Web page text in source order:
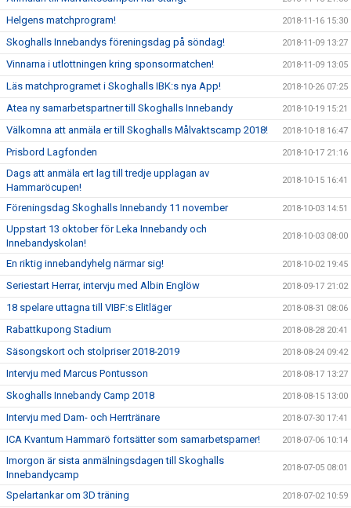
Helgens matchprogram! 2018-11-16 15:30
Skoghalls Innebandys föreningsdag på söndag! 2018-11-09 13:27
Vinnarna i utlottningen kring sponsormatchen! 2018-11-09 13:05
Läs matchprogramet i Skoghalls IBK:s nya App! 2018-10-26 07:25
Atea ny samarbetspartner till Skoghalls Innebandy 2018-10-19 15:21
Välkomna att anmäla er till Skoghalls Målvaktscamp 2018! 2018-10-18 16:47
Prisbord Lagfonden 2018-10-17 21:16
Dags att anmäla ert lag till tredje upplagan av
Hammaröcupen!
2018-10-15 16:41
Föreningsdag Skoghalls Innebandy 11 november 2018-10-03 14:51
Uppstart 13 oktober för Leka Innebandy och
Innebandyskolan!
2018-10-03 08:00
En riktig innebandyhelg närmar sig! 2018-10-02 19:45
Seriestart Herrar, intervju med Albin Englöw 2018-09-17 21:02
18 spelare uttagna till VIBF:s Elitläger 2018-08-31 08:06
Rabattkupong Stadium 2018-08-28 20:41
Säsongskort och stolpriser 2018-2019 2018-08-24 09:42
Intervju med Marcus Pontusson 2018-08-17 13:27
Skoghalls Innebandy Camp 2018 2018-08-15 13:00
Intervju med Dam- och Herrtränare 2018-07-30 17:41
ICA Kvantum Hammarö fortsätter som samarbetsparner! 2018-07-06 10:14
Imorgon är sista anmälningsdagen till Skoghalls
Innebandycamp
2018-07-05 08:01
Spelartankar om 3D träning 2018-07-02 10:59